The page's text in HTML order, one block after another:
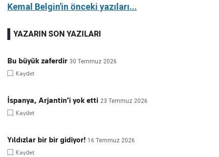
Kemal Belgin'in önceki yazıları...
YAZARIN SON YAZILARI
Bu büyük zaferdir 30 Temmuz 2026
Kaydet
İspanya, Arjantin’i yok etti 23 Temmuz 2026
Kaydet
Yıldızlar bir bir gidiyor! 16 Temmuz 2026
Kaydet